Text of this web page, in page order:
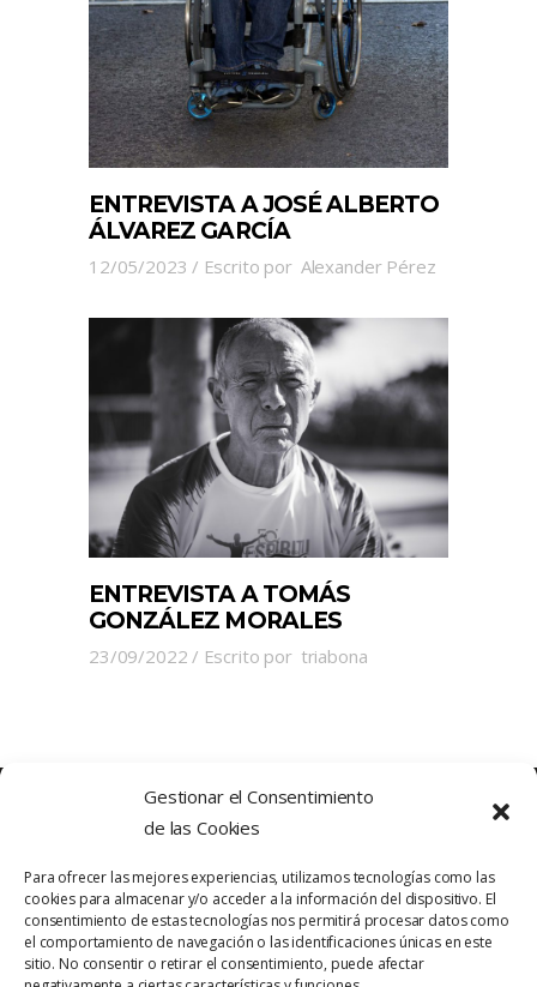
Gestionar el Consentimiento
de las Cookies
Para ofrecer las mejores experiencias, utilizamos tecnologías como las
cookies para almacenar y/o acceder a la información del dispositivo. El
consentimiento de estas tecnologías nos permitirá procesar datos como
el comportamiento de navegación o las identificaciones únicas en este
sitio. No consentir o retirar el consentimiento, puede afectar
ENTREVISTA A JOSÉ ALBERTO
ÁLVAREZ GARCÍA
12/05/2023 Escrito por Alexander Pérez
ENTREVISTA A TOMÁS
GONZÁLEZ MORALES
23/09/2022 Escrito por triabona